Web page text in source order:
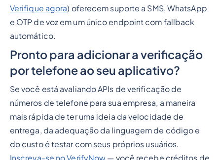
Verifique agora) oferecem suporte a SMS, WhatsApp
e OTP de voz em um único endpoint com fallback
automático.
Pronto para adicionar a verificação
por telefone ao seu aplicativo?
Se você está avaliando APIs de verificação de
números de telefone para sua empresa, a maneira
mais rápida de ter uma ideia da velocidade de
entrega, da adequação da linguagem de código e
do custo é testar com seus próprios usuários.
Inscreva-se no VerifyNow — você recebe créditos de